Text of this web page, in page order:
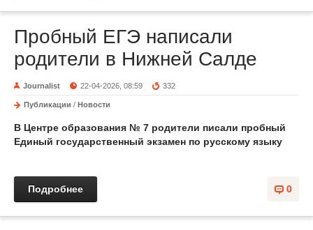
Пробный ЕГЭ написали
родители в Нижней Салде
Journalist 22-04-2026, 08:59 332
Публикации / Новости
В Центре образования № 7 родители писали пробный
Единый государственный экзамен по русскому языку
0
Подробнее